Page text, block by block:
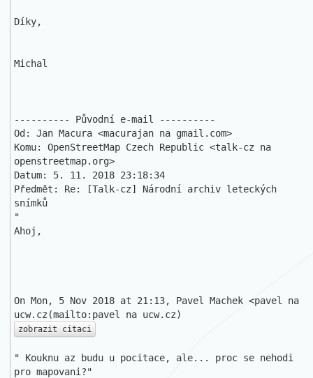
Díky,
Michal
---------- Původní e-mail ----------
Od: Jan Macura <macurajan na gmail.com>
Komu: OpenStreetMap Czech Republic <talk-cz na
openstreetmap.org>
Datum: 5. 11. 2018 23:18:34
Předmět: Re: [Talk-cz] Národní archiv leteckých
snímků
"
Ahoj,
On Mon, 5 Nov 2018 at 21:13, Pavel Machek <pavel na
zobrazit citaci
" Kouknu az budu u pocitace, ale... proc se nehodi
pro mapovani?"